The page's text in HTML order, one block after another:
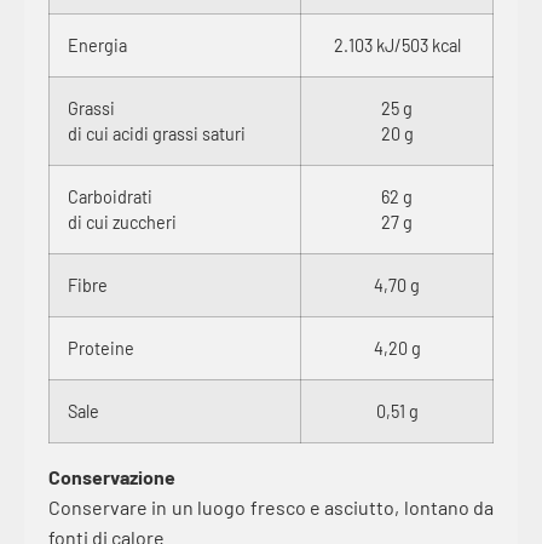
Energia 2.103 kJ/503 kcal
Grassi
di cui acidi grassi saturi
25 g
20 g
Carboidrati
di cui zuccheri
62 g
27 g
Fibre 4,70 g
Proteine 4,20 g
Sale 0,51 g
Conservazione
Conservare in un luogo fresco e asciutto, lontano da
fonti di calore.